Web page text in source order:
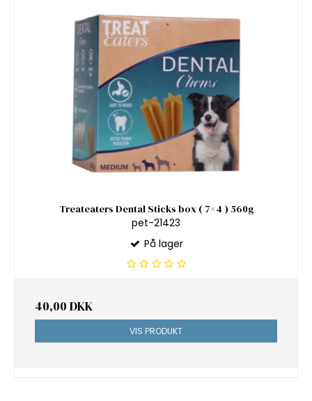
Treateaters Dental Sticks box ( 7×4 ) 560g
pet-21423
På lager
40,00 DKK
VIS PRODUKT